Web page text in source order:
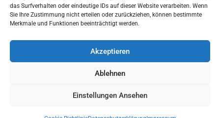
das Surfverhalten oder eindeutige IDs auf dieser Website verarbeiten. Wenn
Sie Ihre Zustimmung nicht erteilen oder zurückziehen, können bestimmte
Merkmale und Funktionen beeinträchtigt werden.
Akzeptieren
Ablehnen
Einstellungen Ansehen
© Copyright 2025 -
IMPRESSUM|
DATENSCHUTZERKLÄRUNG